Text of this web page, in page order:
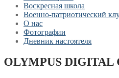
Воскресная школа
Военно-патриотический
О нас
Фотографии
Дневник настоятеля
OLYMPUS DIGITAL